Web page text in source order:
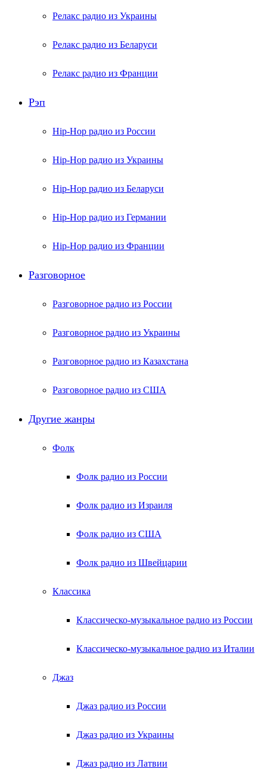
Релакс радио из Украины
Релакс радио из Беларуси
Релакс радио из Франции
Рэп
Hip-Hop радио из России
Hip-Hop радио из Украины
Hip-Hop радио из Беларуси
Hip-Hop радио из Германии
Hip-Hop радио из Франции
Разговорное
Разговорное радио из России
Разговорное радио из Украины
Разговорное радио из Казахстана
Разговорное радио из США
Другие жанры
Фолк
Фолк радио из России
Фолк радио из Израиля
Фолк радио из США
Фолк радио из Швейцарии
Классика
Классическо-музыкальное радио из России
Классическо-музыкальное радио из Италии
Джаз
Джаз радио из России
Джаз радио из Украины
Джаз радио из Латвии